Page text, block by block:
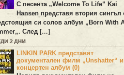
С песента „Welcome To Life“ Kai
Hansen представя втория сингъл
си солов албум „ Born With
„. След […]
2 ДНИ
LINKIN PARK представят
документален филм „Unshatter“ и
концертен албум (0)